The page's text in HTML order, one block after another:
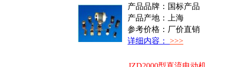
产品品牌：国标产品
产品产地：上海
参考价格：厂价直销
详细内容： >>>